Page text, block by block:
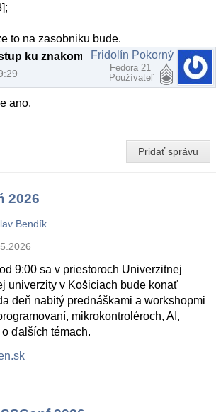
to na zasobniku bude.
Re: C: pristup ku znakom z retazca
Fridolín Pokorný
Fedora 21
Používateľ
ano.
Pridať správu
2026
Bendík
9:00 sa v priestoroch Univerzitnej
univerzity v Košiciach bude konať
deň nabitý prednáškami a workshopmi
mikrokontroléroch, AI,
ďalších témach.